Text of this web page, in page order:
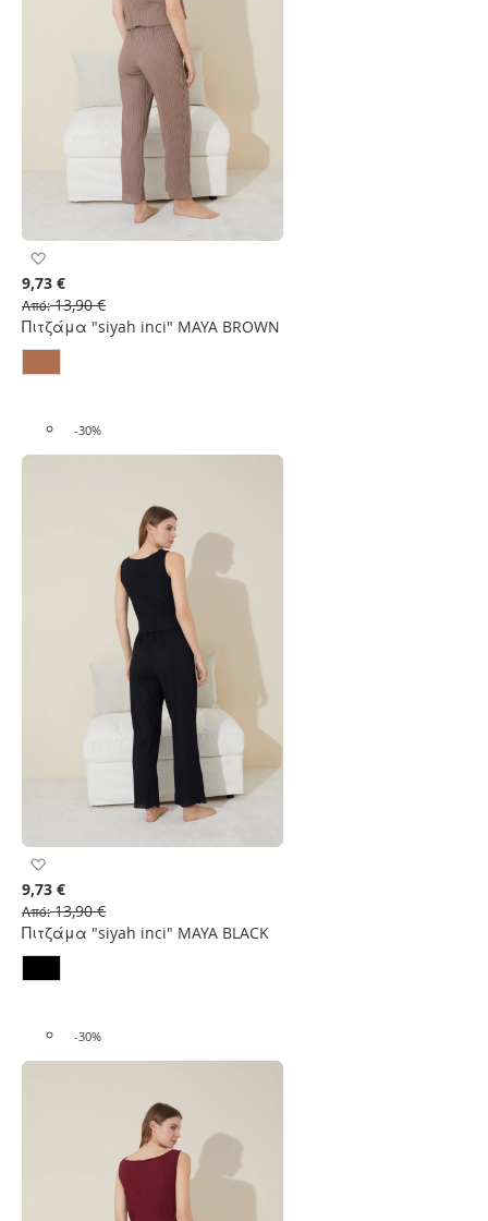
στη
Λίστα
Επιθυμιών
Πιτζάμα "siyah inci" MAYA BROWN
9,73 €
Από 13,90 €
-30%
στη
Λίστα
Επιθυμιών
Πιτζάμα "siyah inci" MAYA BLACK
9,73 €
Από 13,90 €
-30%